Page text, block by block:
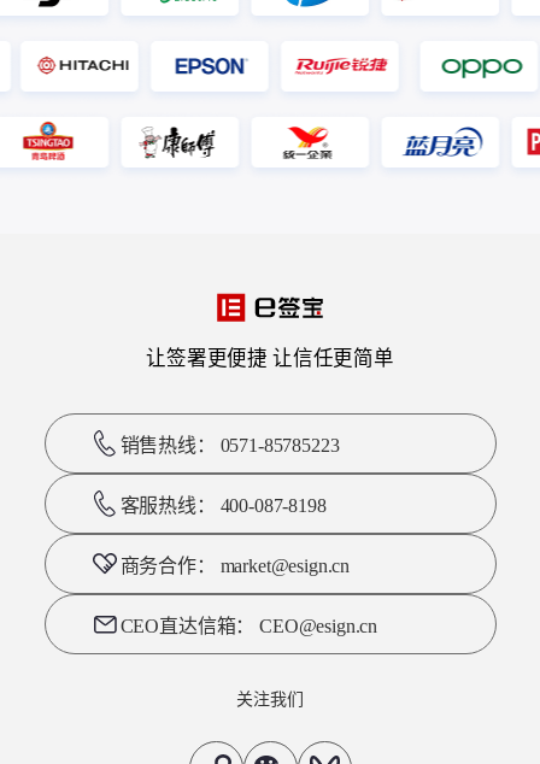
让签署更便捷 让信任更简单
销售热线： 0571-85785223
客服热线： 400-087-8198
商务合作： market@esign.cn
CEO直达信箱： CEO@esign.cn
关注我们